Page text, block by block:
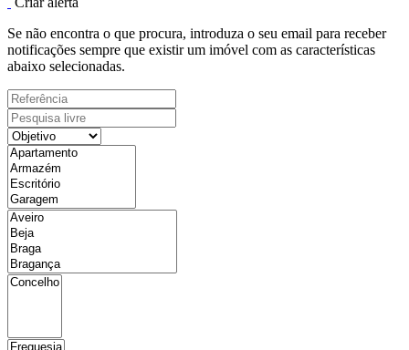
Se não encontra o que procura, introduza o seu email para receber
notificações sempre que existir um imóvel com as características
abaixo selecionadas.